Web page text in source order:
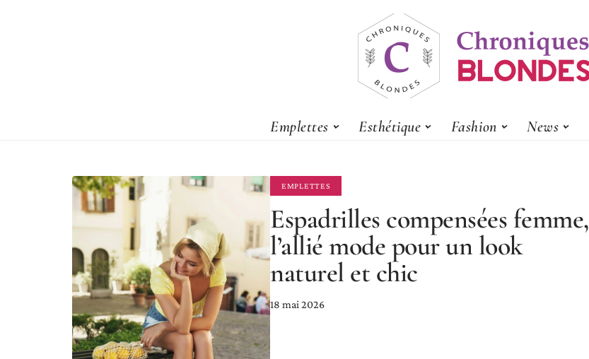
Emplettes Esthétique Fashion News
EMPLETTES
Espadrilles compensées femme,
l’allié mode pour un look
naturel et chic
18 mai 2026